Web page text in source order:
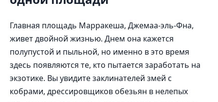
Главная площадь Марракеша, Джемаа-эль-Фна,
живет двойной жизнью. Днем она кажется
полупустой и пыльной, но именно в это время
здесь появляются те, кто пытается заработать на
экзотике. Вы увидите заклинателей змей с
кобрами, дрессировщиков обезьян в нелепых